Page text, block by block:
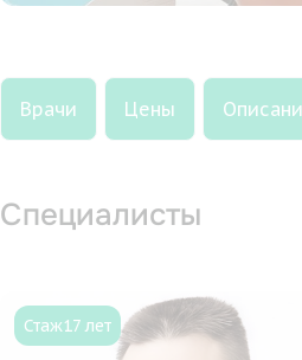
Врачи Цены
Специалисты
Стаж17 лет